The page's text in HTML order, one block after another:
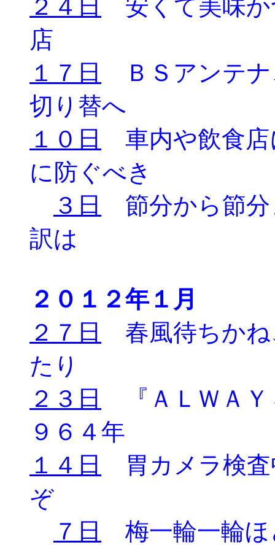
２４日
安くて美味か
店
１７日
ＢＳアンテナ
切り替へ
１０日
車内や飲食店
に防ぐべき
３日
節分から節分
訳は
２０１２年１月
２７日
春風待ちかね
たり
２３日
『ＡＬＷＡＹ
９６４年
１４日
胃カメラ検査
ぞ
７日
梅一輪一輪ほ